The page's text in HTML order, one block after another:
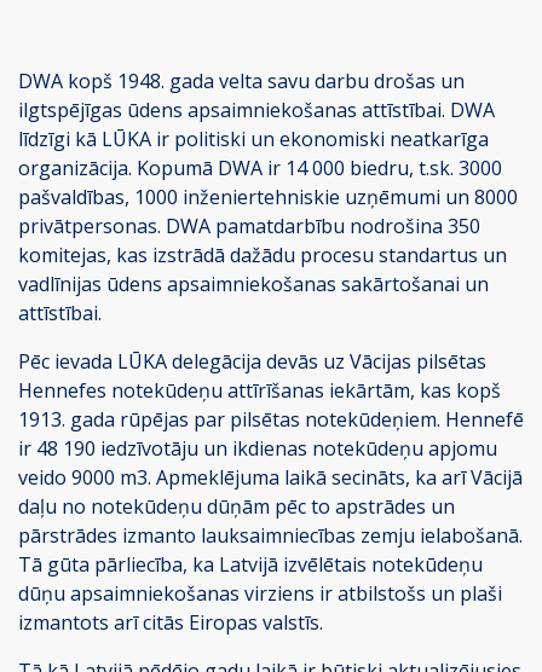
DWA kopš 1948. gada velta savu darbu drošas un
ilgtspējīgas ūdens apsaimniekošanas attīstībai. DWA
līdzīgi kā LŪKA ir politiski un ekonomiski neatkarīga
organizācija. Kopumā DWA ir 14 000 biedru, t.sk. 3000
pašvaldības, 1000 inženiertehniskie uzņēmumi un 8000
privātpersonas. DWA pamatdarbību nodrošina 350
komitejas, kas izstrādā dažādu procesu standartus un
vadlīnijas ūdens apsaimniekošanas sakārtošanai un
attīstībai.
Pēc ievada LŪKA delegācija devās uz Vācijas pilsētas
Hennefes notekūdeņu attīrīšanas iekārtām, kas kopš
1913. gada rūpējas par pilsētas notekūdeņiem. Hennefē
ir 48 190 iedzīvotāju un ikdienas notekūdeņu apjomu
veido 9000 m3. Apmeklējuma laikā secināts, ka arī Vācijā
daļu no notekūdeņu dūņām pēc to apstrādes un
pārstrādes izmanto lauksaimniecības zemju ielabošanā.
Tā gūta pārliecība, ka Latvijā izvēlētais notekūdeņu
dūņu apsaimniekošanas virziens ir atbilstošs un plaši
izmantots arī citās Eiropas valstīs.